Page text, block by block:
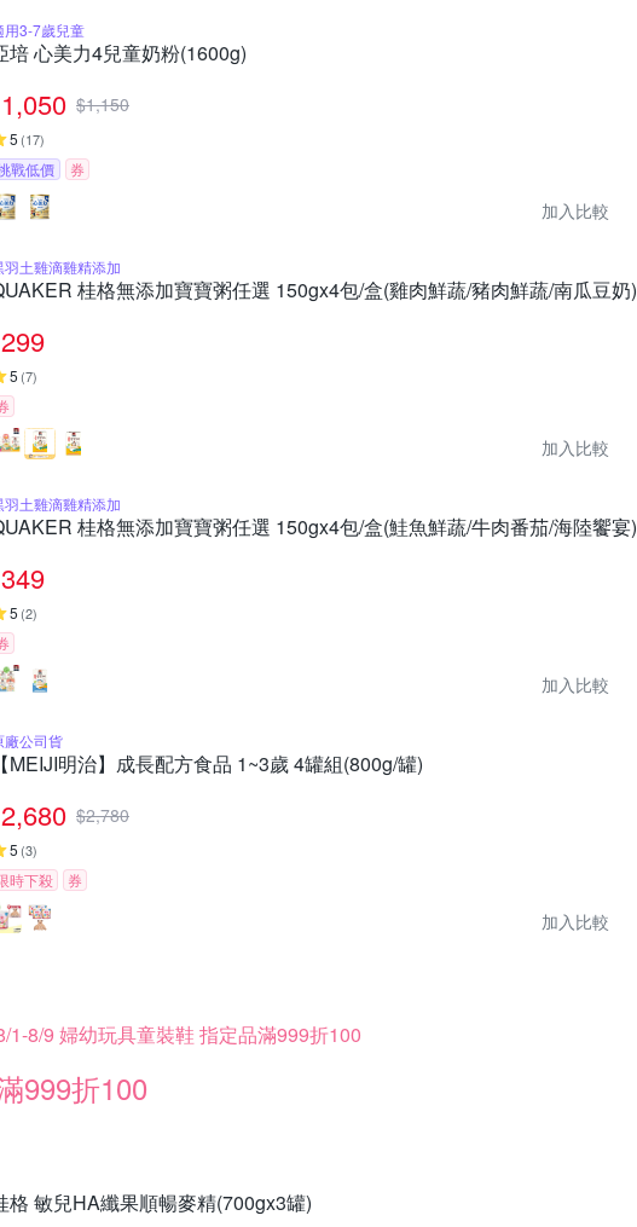
用3-7歲兒童
培 心美力4兒童奶粉(1600g)
1,050 $1,150
5 (17)
戰低價 券
加入比較
羽土雞滴雞精添加
桂格無添加寶寶粥任選 150gx4包/盒(雞肉鮮蔬/豬肉鮮蔬/南瓜豆奶)
299
5 (7)
加入比較
羽土雞滴雞精添加
桂格無添加寶寶粥任選 150gx4包/盒(鮭魚鮮蔬/牛肉番茄/海陸饗宴)
349
5 (2)
加入比較
廠公司貨
MEIJI明治】成長配方食品 1~3歲 4罐組(800g/罐)
2,680 $2,780
5 (3)
時下殺 券
加入比較
1-8/9 婦幼玩具童裝鞋 指定品滿999折100
999折100
格 敏兒HA纖果順暢麥精(700gx3罐)